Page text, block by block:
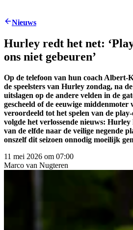
Nieuws
Hurley redt het net:
ons niet gebeuren’
Op de telefoon van hun coach Albert-
de speelsters van Hurley zondag, na
uitslagen op de andere velden in de
gescheeld of de eeuwige middenmoter
veroordeeld tot het spelen van de
volgde het verlossende nieuws:
van de elfde naar de veilige negende
onszelf dit seizoen onnodig moeilijk
11 mei 2026 om 07:00
Marco van Nugteren